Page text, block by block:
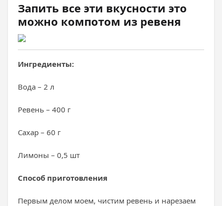
Запить все эти вкусности это
можно компотом из ревеня
Ингредиенты:
Вода – 2 л
Ревень – 400 г
Сахар – 60 г
Лимоны – 0,5 шт
Способ приготовления
Первым делом моем, чистим ревень и нарезаем